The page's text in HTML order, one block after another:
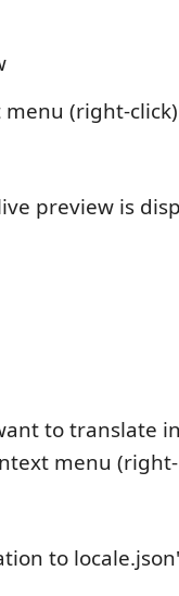
(right-click)
preview is
to translate
menu
to